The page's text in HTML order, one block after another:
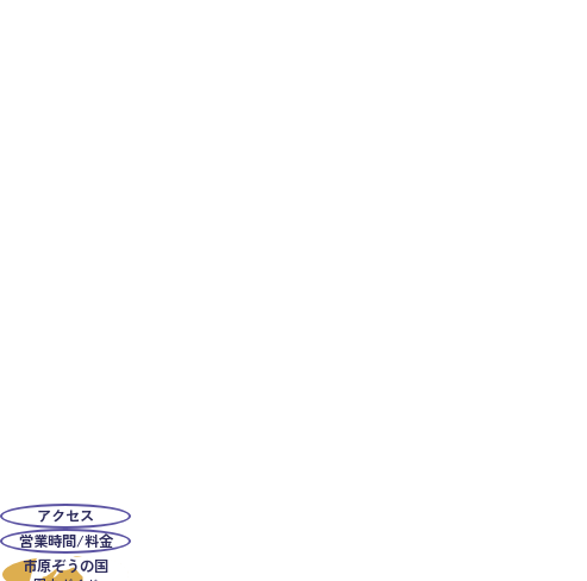
アクセス
営業時間/料金
市原ぞうの国